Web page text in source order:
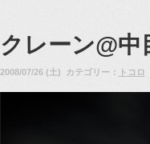
クレーン@中
2008/07/26 (土) カテゴリー： トコロ